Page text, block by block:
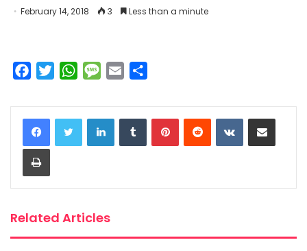
February 14, 2018 3 Less than a minute
c
e
b
o
o
i
t
t
W
a
t
s
M
s
s
a
a
i
a
r
e
LinkedInTumblrPinterestReddit VKontakteShare via Email
Print
Related Articles